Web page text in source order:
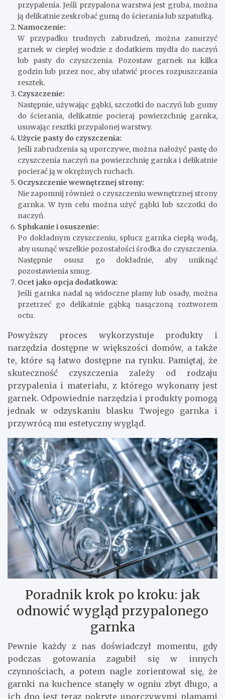
przypalenia. Jeśli przypalona warstwa jest gruba, można
ją delikatnie zeskrobać gumą do ścierania lub szpatułką.
Namoczenie:
W przypadku trudnych zabrudzeń, można zanurzyć
garnek w ciepłej wodzie z dodatkiem mydła do naczyń
lub pasty do czyszczenia. Pozostaw garnek na kilka
godzin lub przez noc, aby ułatwić proces rozpuszczania
resztek.
Czyszczenie:
Następnie, używając gąbki, szczotki do naczyń lub gumy
do ścierania, delikatnie pocieraj powierzchnię garnka,
usuwając resztki przypalonej warstwy.
Użycie pasty do czyszczenia:
Jeśli zabrudzenia są uporczywe, można nałożyć pastę do
czyszczenia naczyń na powierzchnię garnka i delikatnie
pocierać ją w okrężnych ruchach.
Oczyszczenie wewnętrznej strony:
Nie zapomnij również o czyszczeniu wewnętrznej strony
garnka. W tym celu można użyć gąbki lub szczotki do
naczyń.
Spłukanie i osuszenie:
Po dokładnym czyszczeniu, spłucz garnka ciepłą wodą,
aby usunąć wszelkie pozostałości środka do czyszczenia.
Następnie osusz go dokładnie, aby uniknąć
pozostawienia smug.
Ocet jako opcja dodatkowa:
Jeśli garnka nadal są widoczne plamy lub osady, można
przetrzeć go delikatnie gąbką nasączoną roztworem
octu.
Powyższy proces wykorzystuje produkty i
narzędzia dostępne w większości domów, a także
te, które są łatwo dostępne na rynku. Pamiętaj, że
skuteczność czyszczenia zależy od rodzaju
przypalenia i materiału, z którego wykonany jest
garnek. Odpowiednie narzędzia i produkty pomogą
jednak w odzyskaniu blasku Twojego garnka i
przywrócą mu estetyczny wygląd.
Poradnik krok po kroku: jak
odnowić wygląd przypalonego
garnka
Pewnie każdy z nas doświadczył momentu, gdy
podczas gotowania zagubił się w innych
czynnościach, a potem nagle zorientował się, że
garnki na kuchence stanęły w ogniu zbyt długo, a
ich dno jest teraz pokryte uporczywymi plamami